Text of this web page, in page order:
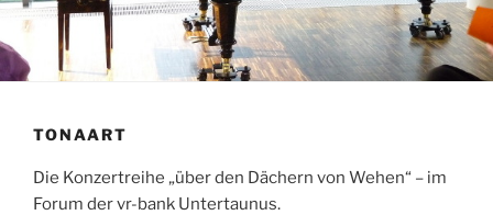
TONAART
Die Konzertreihe „über den Dächern von Wehen“ – im
Forum der vr-bank Untertaunus.